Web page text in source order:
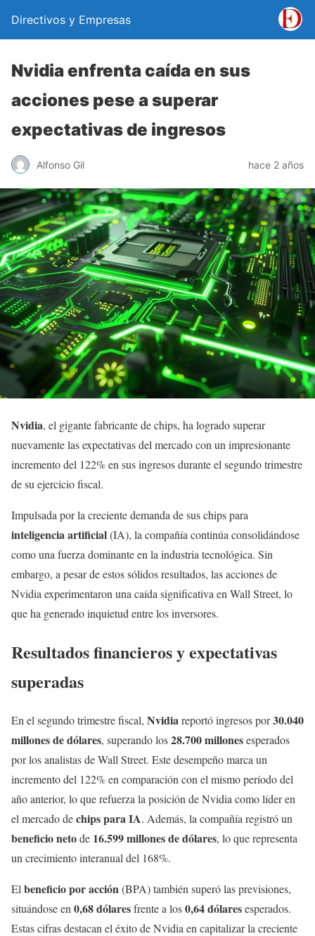
Directivos y Empresas
Nvidia enfrenta caída en sus
acciones pese a superar
expectativas de ingresos
Alfonso Gil hace 2 años
Nvidia, el gigante fabricante de chips, ha logrado superar
nuevamente las expectativas del mercado con un impresionante
incremento del 122% en sus ingresos durante el segundo trimestre
de su ejercicio fiscal.
Impulsada por la creciente demanda de sus chips para
inteligencia artificial(IA), la compañía continúa consolidándose
como una fuerza dominante en la industria tecnológica. Sin
embargo, a pesar de estos sólidos resultados, las acciones de
Nvidia experimentaron una caída significativa en Wall Street, lo
que ha generado inquietud entre los inversores.
Resultados financieros y expectativas
superadas
En el segundo trimestre fiscal, Nvidiareportó ingresos por30.040
millones de dólares, superando los28.700 millonesesperados
por los analistas de Wall Street. Este desempeño marca un
incremento del 122% en comparación con el mismo período del
año anterior, lo que refuerza la posición de Nvidia como líder en
el mercado dechips para IA. Además, la compañía registró un
beneficio netode 16.599 millones de dólares, lo que representa
un crecimiento interanual del 168%.
El beneficio por acción(BPA) también superó las previsiones,
situándose en 0,68 dólaresfrente a los0,64 dólaresesperados.
Estas cifras destacan el éxito de Nvidia en capitalizar la creciente